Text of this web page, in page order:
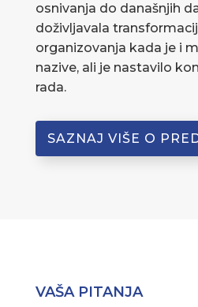
osnivanja do današnjih
doživljavala
organizovanja kada je i
nazive, ali je nastavilo
rada.
SAZNAJ VIŠE O
VAŠA PITANJA